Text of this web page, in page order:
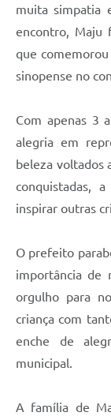
muita simpatia
encontro, Maju
que
sinopense no
Com apenas 3
alegria em
beleza voltados
conquistadas,
inspirar outras
O prefeito
importância de
orgulho para
criança com
enche de
municipal.
A família de